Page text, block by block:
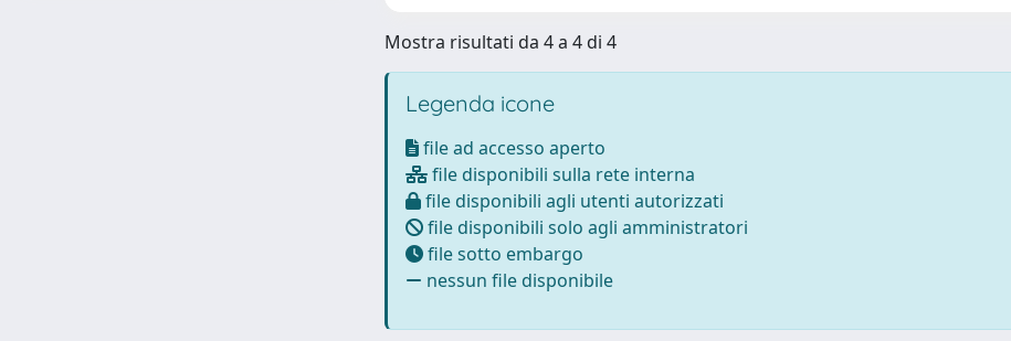
Mostra risultati da 4 a 4 di 4
Legenda icone
file ad accesso aperto
file disponibili sulla rete interna
file disponibili agli utenti autorizzati
file disponibili solo agli amministratori
file sotto embargo
nessun file disponibile